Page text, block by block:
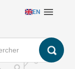
EN 